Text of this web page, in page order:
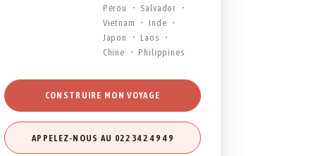
Pérou
Salvador
Vietnam
Inde
Japon
Laos
Chine
Philippines
CONSTRUIRE MON VOYAGE
APPELEZ-NOUS AU 022 342 49 49